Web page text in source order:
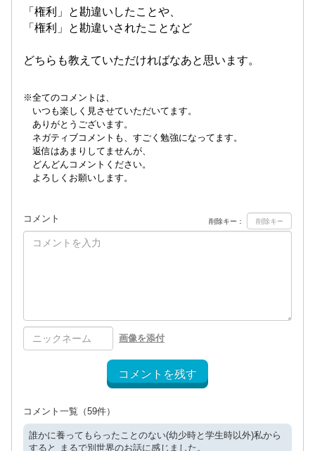
「権利」と勘違いしたことや、
「権利」と勘違いされたことなど
どちらも教えていただければなあと思います。
※全てのコメントは、
いつも楽しく見させていただいてます。
ありがとうございます。
ネガティブコメントも、すごく勉強になってます。
返信はあまりしてませんが、
どんどんコメントください。
よろしくお願いします。
コメント 削除キー：
画像を添付
コメントを残す
コメント一覧 （59件）
誰かに養ってもらったことのない(幼少時と学生時以外)私から
すると まるで別世界のお話に感じました。